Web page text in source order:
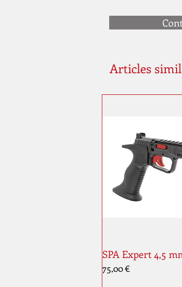
Articles
SPA Expert 4,5
Prix
75,00 €